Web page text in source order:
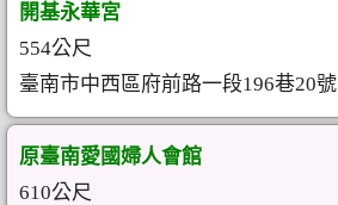
開基永華宮
554公尺
臺南市中西區府前路一段196巷20號
原臺南愛國婦人會館
610公尺